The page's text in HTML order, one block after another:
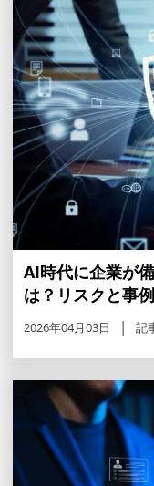
AI時代に企業が
は？リスクと事
2026年04月03日 記